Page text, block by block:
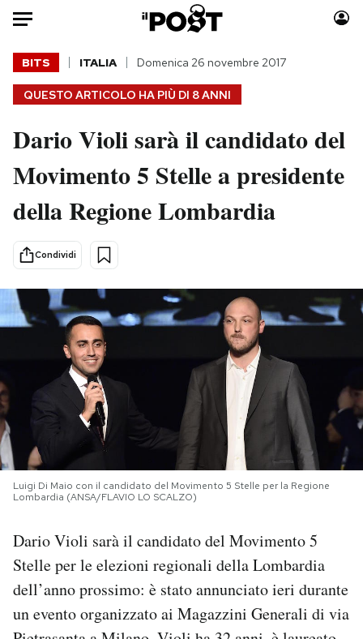
Auto
HOME
Italia
Politica
Tecnologia
Scienza
Economia
Sport
Moda
Consumismi
Storie/Idee
Altrecose
Mondiali calcio 2026
PODCAST
NEWSLETTER
I MIEI PREFERITI
SHOP
CALENDARIO
QUESTO ARTICOLO HA PIÙ DI 8 ANNI
BITS ITALIA Domenica 26 novembre 2017
Dario Violi sarà il candidato del
Movimento 5 Stelle a presidente
della Regione Lombardia
Condividi
Luigi Di Maio con il candidato del Movimento 5 Stelle per la Regione
Lombardia (ANSA/FLAVIO LO SCALZO)
Dario Violi sarà il candidato del Movimento 5
Stelle per le elezioni regionali della Lombardia
dell’anno prossimo: è stato annunciato ieri durante
un evento organizzato ai Magazzini Generali di via